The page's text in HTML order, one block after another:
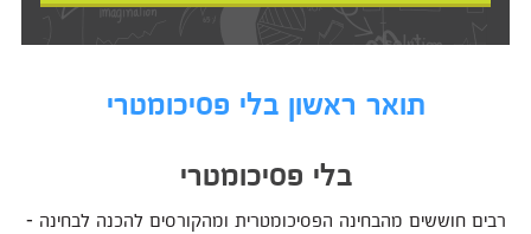
תואר ראשון בלי פסיכומטרי
בלי פסיכומטרי
רבים חוששים מהבחינה הפסיכומטרית ומהקורסים להכנה לבחינה -